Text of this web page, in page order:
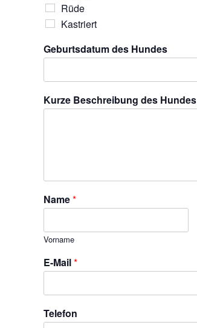
Rüde
Kastriert
Geburtsdatum des Hundes
Kurze Beschreibung des Hundes
Name*
Vorname
E-Mail*
Telefon